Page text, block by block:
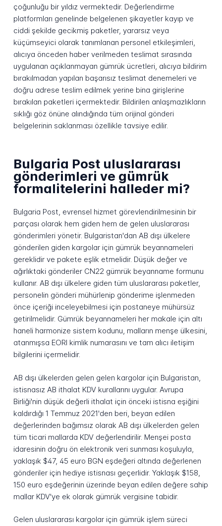
çoğunluğu bir yıldız vermektedir. Değerlendirme
platformları genelinde belgelenen şikayetler kayıp ve
ciddi şekilde gecikmiş paketler, yararsız veya
küçümseyici olarak tanımlanan personel etkileşimleri,
alıcıya önceden haber verilmeden teslimat sırasında
uygulanan açıklanmayan gümrük ücretleri, alıcıya bildirim
bırakılmadan yapılan başarısız teslimat denemeleri ve
doğru adrese teslim edilmek yerine bina girişlerine
bırakılan paketleri içermektedir. Bildirilen anlaşmazlıkların
sıklığı göz önüne alındığında tüm orijinal gönderi
belgelerinin saklanması özellikle tavsiye edilir.
Bulgaria Post uluslararası
gönderimleri ve gümrük
formalitelerini halleder mi?
Bulgaria Post, evrensel hizmet görevlendirilmesinin bir
parçası olarak hem giden hem de gelen uluslararası
gönderimleri yönetir. Bulgaristan'dan AB dışı ülkelere
gönderilen giden kargolar için gümrük beyannameleri
gereklidir ve pakete eşlik etmelidir. Düşük değer ve
ağırlıktaki gönderiler CN22 gümrük beyanname formunu
kullanır. AB dışı ülkelere giden tüm uluslararası paketler,
personelin gönderi mühürlenip gönderime işlenmeden
önce içeriği inceleyebilmesi için postaneye mühürsüz
getirilmelidir. Gümrük beyannameleri her makale için altı
haneli harmonize sistem kodunu, malların menşe ülkesini,
atanmışsa EORI kimlik numarasını ve tam alıcı iletişim
bilgilerini içermelidir.
AB dışı ülkelerden gelen gelen kargolar için Bulgaristan,
istisnasız AB ithalat KDV kurallarını uygular. Avrupa
Birliği'nin düşük değerli ithalat için önceki istisna eşiğini
kaldırdığı 1 Temmuz 2021'den beri, beyan edilen
değerlerinden bağımsız olarak AB dışı ülkelerden gelen
tüm ticari mallarda KDV değerlendirilir. Menşei posta
idaresinin doğru ön elektronik veri sunması koşuluyla,
yaklaşık $47, 45 euro BGN eşdeğeri altında değerlenen
gönderiler için hediye istisnası geçerlidir. Yaklaşık $158,
150 euro eşdeğerinin üzerinde beyan edilen değere sahip
mallar KDV'ye ek olarak gümrük vergisine tabidir.
Gelen uluslararası kargolar için gümrük işlem süreci